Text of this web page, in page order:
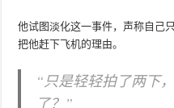
他试图淡化这一事件，声称自己
把他赶下飞机的理由。
“只是轻轻拍了两下
了？”